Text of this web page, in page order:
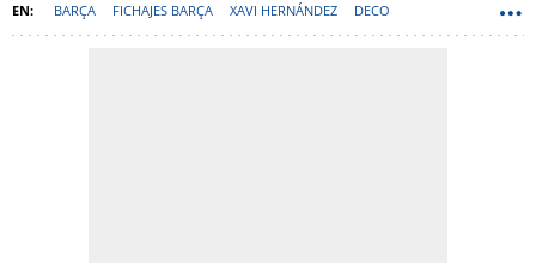
BARÇA FICHAJES BARÇA XAVI HERNÁNDEZ DECO